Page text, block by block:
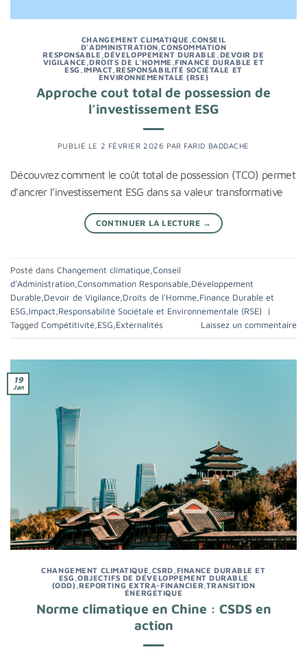
CHANGEMENT CLIMATIQUE ,CONSEIL
D'ADMINISTRATION ,CONSOMMATION
RESPONSABLE ,DÉVELOPPEMENT DURABLE DEVOIR DE
VIGILANCE ,DROITS DE L'HOMME ,FINANCE DURABLE ET
ESG IMPACT, RESPONSABILITÉ SOCIÉTALE ET
ENVIRONNEMENTALE (RSE)
Approche cout total de possession de
l’investissement ESG
PUBLIÉ LE 2 FÉVRIER 2026 PAR FARID BADDACHE
Découvrez comment le coût total de possession (TCO) permet
d’ancrer l’investissement ESG dans sa valeur transformative
CONTINUER LA LECTURE →
Posté dans Changement climatique Conseil
d'Administration Consommation Responsable Développement
Durable Devoir de Vigilance Droits de l'Homme Finance Durable et
ESG Impact Responsabilité Sociétale et Environnementale (RSE)
|
Tagged Compétitivité ESG Externalités Laissez un commentaire
19
Jan
CHANGEMENT CLIMATIQUE CSRD FINANCE DURABLE ET
ESG ,OBJECTIFS DE DÉVELOPPEMENT DURABLE
(ODD) ,REPORTING EXTRA-FINANCIER TRANSITION
ÉNERGÉTIQUE
Norme climatique en Chine : CSDS en
action